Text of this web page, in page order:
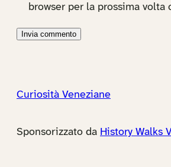
browser per la prossima volta
Curiosità Veneziane
Sponsorizzato da History Walks